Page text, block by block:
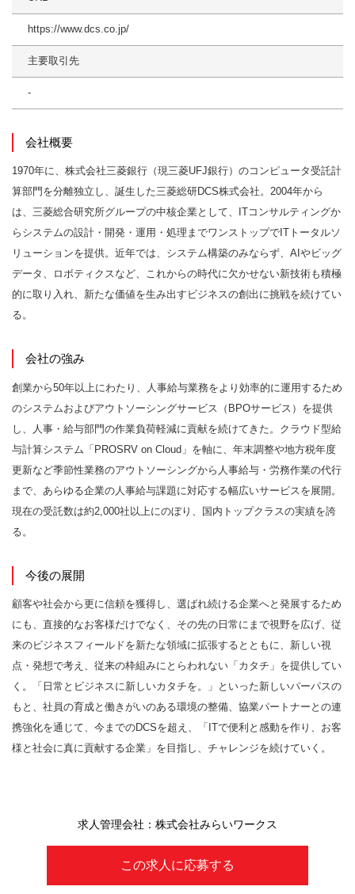
https://www.dcs.co.jp/
主要取引先
-
会社概要
1970年に、株式会社三菱銀行（現三菱UFJ銀行）のコンピュータ受託計
算部門を分離独立し、誕生した三菱総研DCS株式会社。2004年から
は、三菱総合研究所グループの中核企業として、ITコンサルティングか
らシステムの設計・開発・運用・処理までワンストップでITトータルソ
リューションを提供。近年では、システム構築のみならず、AIやビッグ
データ、ロボティクスなど、これからの時代に欠かせない新技術も積極
的に取り入れ、新たな価値を生み出すビジネスの創出に挑戦を続けてい
る。
会社の強み
創業から50年以上にわたり、人事給与業務をより効率的に運用するため
のシステムおよびアウトソーシングサービス（BPOサービス）を提供
し、人事・給与部門の作業負荷軽減に貢献を続けてきた。クラウド型給
与計算システム「PROSRV on Cloud」を軸に、年末調整や地方税年度
更新など季節性業務のアウトソーシングから人事給与・労務作業の代行
まで、あらゆる企業の人事給与課題に対応する幅広いサービスを展開。
現在の受託数は約2,000社以上にのぼり、国内トップクラスの実績を誇
る。
今後の展開
顧客や社会から更に信頼を獲得し、選ばれ続ける企業へと発展するため
にも、直接的なお客様だけでなく、その先の日常にまで視野を広げ、従
来のビジネスフィールドを新たな領域に拡張するとともに、新しい視
点・発想で考え、従来の枠組みにとらわれない「カタチ」を提供してい
く。「日常とビジネスに新しいカタチを。」といった新しいパーパスの
もと、社員の育成と働きがいのある環境の整備、協業パートナーとの連
携強化を通じて、今までのDCSを超え、「ITで便利と感動を作り、お客
様と社会に真に貢献する企業」を目指し、チャレンジを続けていく。
この求人に応募する
求人管理会社：株式会社みらいワークス